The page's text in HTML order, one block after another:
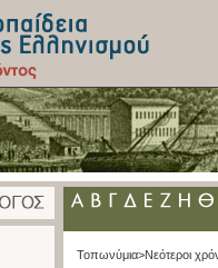
Τοπωνύμια>Νεότεροι